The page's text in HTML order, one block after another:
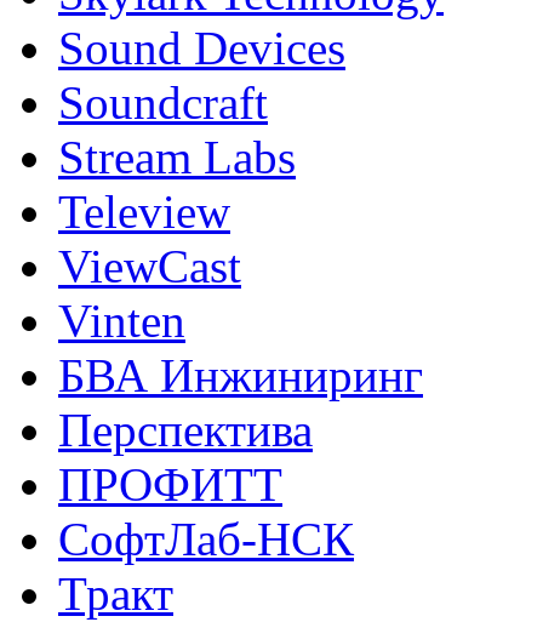
Sound Devices
Soundcraft
Stream Labs
Teleview
ViewCast
Vinten
БВА Инжиниринг
Перспектива
ПРОФИТТ
СофтЛаб-НСК
Тракт